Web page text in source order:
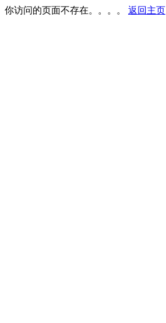
你访问的页面不存在。。。。 返回主页